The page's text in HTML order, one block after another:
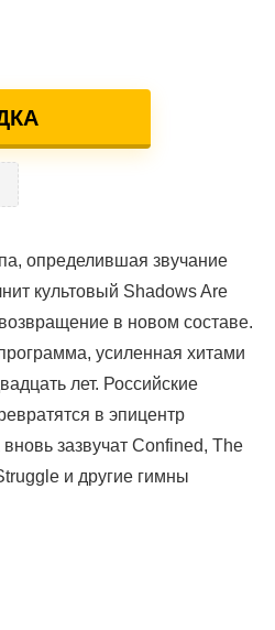
определившая звучание
культовый Shadows Are
в новом составе.
усиленная хитами
лет. Российские
в эпицентр
вновь зазвучат Confined, The
и другие гимны